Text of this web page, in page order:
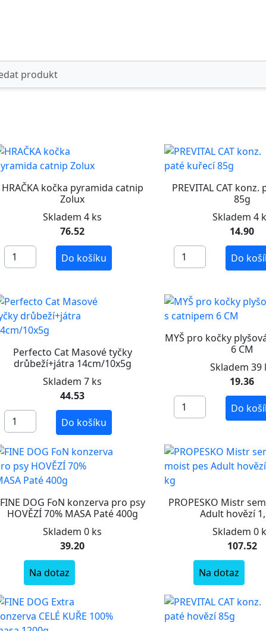
HRAČKA kočka pyramida catnip
Zolux
Skladem 4 ks
76.52
Do košíku
PREVITAL CAT
85g
Skladem 4
14.90
Do
Perfecto Cat Masové tyčky
drůbeží+játra 14cm/10x5g
Skladem 7 ks
44.53
Do košíku
MYŠ pro kočky
6 CM
Skladem 39
19.36
Do
FINE DOG FoN konzerva pro psy
HOVĚZÍ 70% MASA Paté 400g
Skladem 0 ks
39.20
Na dotaz
PROPESKO Mistr
Adult hovězí
Skladem 0
107.52
Na dotaz